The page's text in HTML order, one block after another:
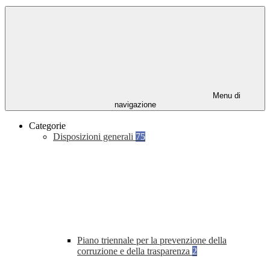
Menu di
navigazione
Categorie
Disposizioni generali 75
Piano triennale per la prevenzione della
corruzione e della trasparenza 2